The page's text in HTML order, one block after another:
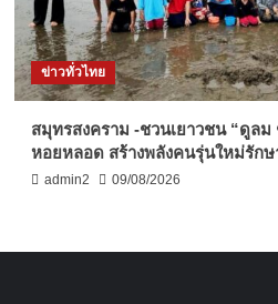
ข่าวทั่วไทย
สมุทรสงคราม -ชวนเยาวชน “ดูล
หอยหลอด สร้างพลังคนรุ่นใหม่รักษ
admin2 09/08/2026